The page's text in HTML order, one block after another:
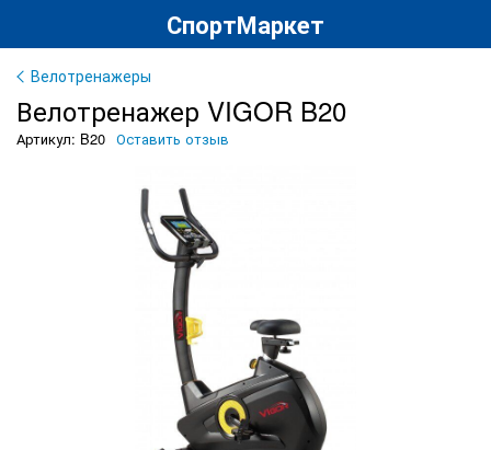
СпортМаркет
Велотренажеры
Велотренажер VIGOR B20
Артикул: B20 Оставить отзыв